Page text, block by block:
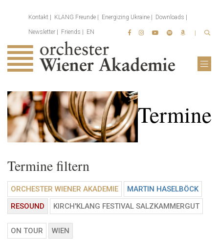
Kontakt KLANG Freunde Energizing Ukraine Downloads
Newsletter Friends EN
Termine
Termine filtern
ORCHESTER WIENER AKADEMIE
MARTIN HASELBÖCK
RESOUND
KIRCH'KLANG FESTIVAL SALZKAMMERGUT
ON TOUR WIEN